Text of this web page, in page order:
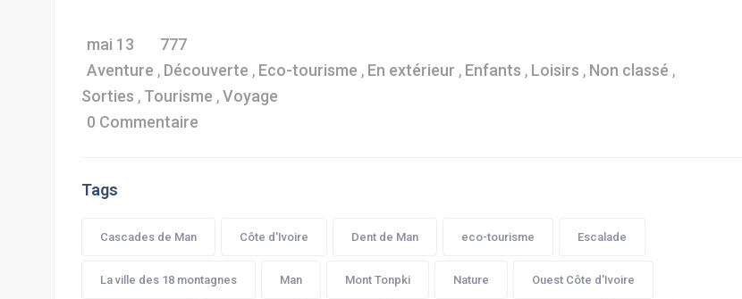
mai 13
777
Aventure , Découverte , Eco-tourisme , En extérieur , Enfants , Loisirs , Non classé ,
Sorties , Tourisme ,Voyage
0 Commentaire
Tags
Cascades de Man Côte d'Ivoire Dent de Man eco-tourisme Escalade
La ville des 18 montagnes Man Mont Tonpki Nature Ouest Côte d'Ivoire